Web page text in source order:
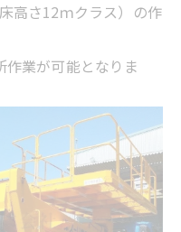
高さ12ｍクラス）の作
業が可能となりま